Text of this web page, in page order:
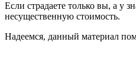
Если страдаете только вы, а у
несущественную стоимость.
Надеемся, данный материал